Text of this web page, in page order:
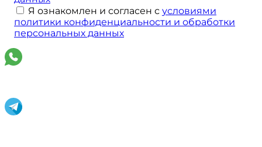
Я ознакомлен и согласен с условиями
политики конфиденциальности и обработки
персональных данных